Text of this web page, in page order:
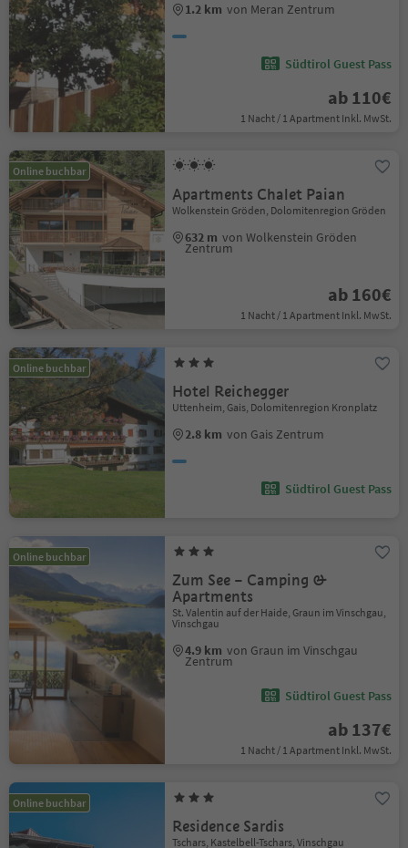
1.2 km von Meran Zentrum
Südtirol Guest Pass
ab 110€
1 Nacht / 1 Apartment Inkl. MwSt.
Online buchbar
Apartments Chalet Paian
Wolkenstein Gröden, Dolomitenregion Gröden
632 m von Wolkenstein Gröden
Zentrum
ab 160€
1 Nacht / 1 Apartment Inkl. MwSt.
Online buchbar
Hotel Reichegger
Uttenheim, Gais, Dolomitenregion Kronplatz
2.8 km von Gais Zentrum
Südtirol Guest Pass
Online buchbar
Zum See – Camping &
Apartments
St. Valentin auf der Haide, Graun im Vinschgau,
Vinschgau
4.9 km von Graun im Vinschgau
Zentrum
Südtirol Guest Pass
ab 137€
1 Nacht / 1 Apartment Inkl. MwSt.
Online buchbar
Residence Sardis
Tschars, Kastelbell-Tschars, Vinschgau